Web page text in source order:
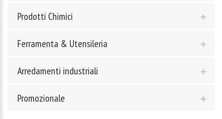
Prodotti Chimici
Ferramenta & Utensileria
Arredamenti industriali
Promozionale